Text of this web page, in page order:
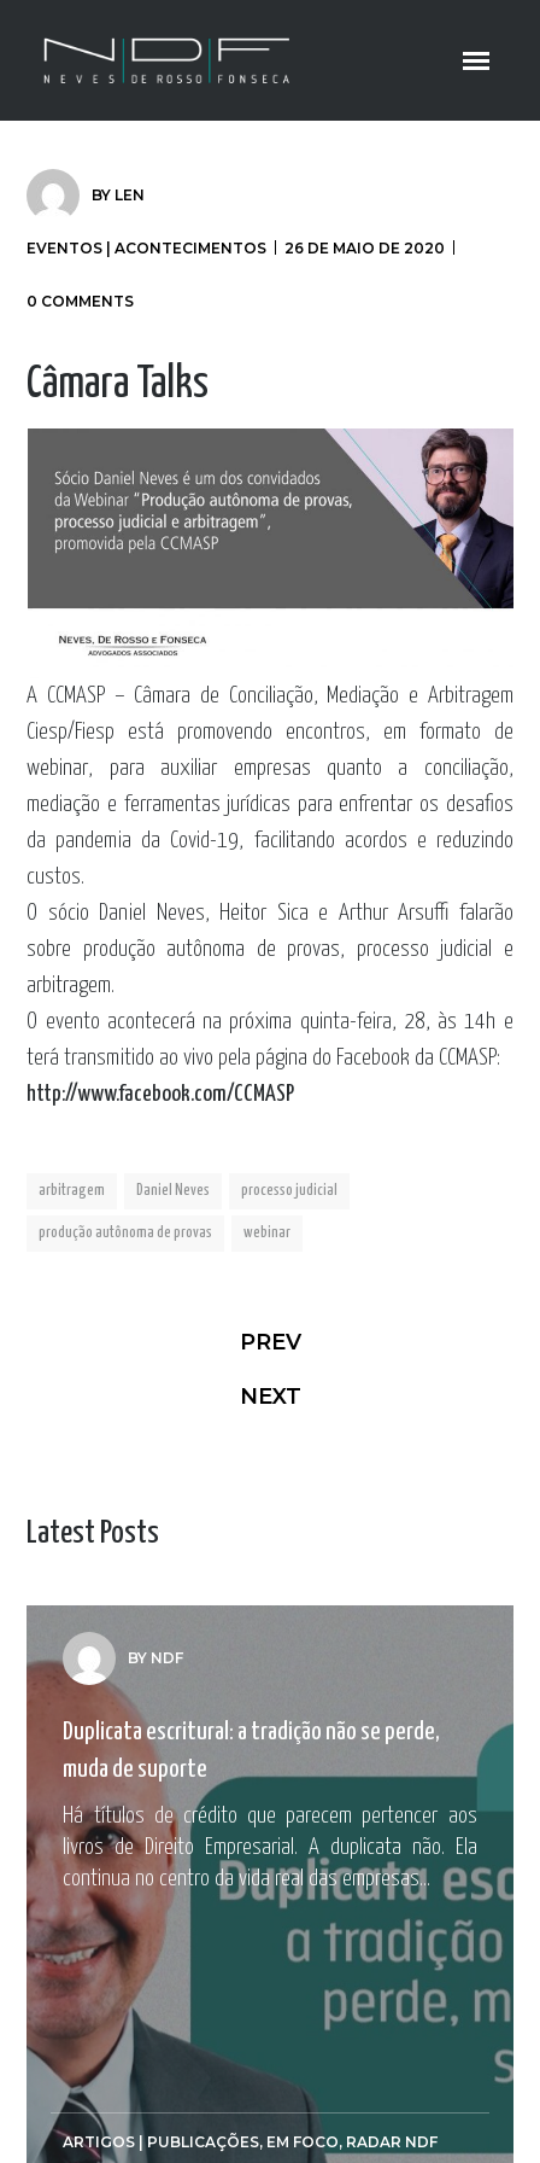
BY LEN
EVENTOS | ACONTECIMENTOS 26 DE MAIO DE 2020
0 COMMENTS
Câmara Talks
A CCMASP – Câmara de Conciliação, Mediação e Arbitragem
Ciesp/Fiesp está promovendo encontros, em formato de
webinar, para auxiliar empresas quanto a conciliação,
mediação e ferramentas jurídicas para enfrentar os desafios
da pandemia da Covid-19, facilitando acordos e reduzindo
custos.
O sócio Daniel Neves, Heitor Sica e Arthur Arsuffi falarão
sobre produção autônoma de provas, processo judicial e
arbitragem.
O evento acontecerá na próxima quinta-feira, 28, às 14h e
terá transmitido ao vivo pela página do Facebook da CCMASP:
http://www.facebook.com/CCMASP
arbitragem Daniel Neves processo judicial
produção autônoma de provas webinar
PREV
NEXT
Latest Posts
BY NDF
Duplicata escritural: a tradição não se perde,
muda de suporte
Há títulos de crédito que parecem pertencer aos
livros de Direito Empresarial. A duplicata não. Ela
continua no centro da vida real das empresas...
ARTIGOS | PUBLICAÇÕES, EM FOCO, RADAR NDF